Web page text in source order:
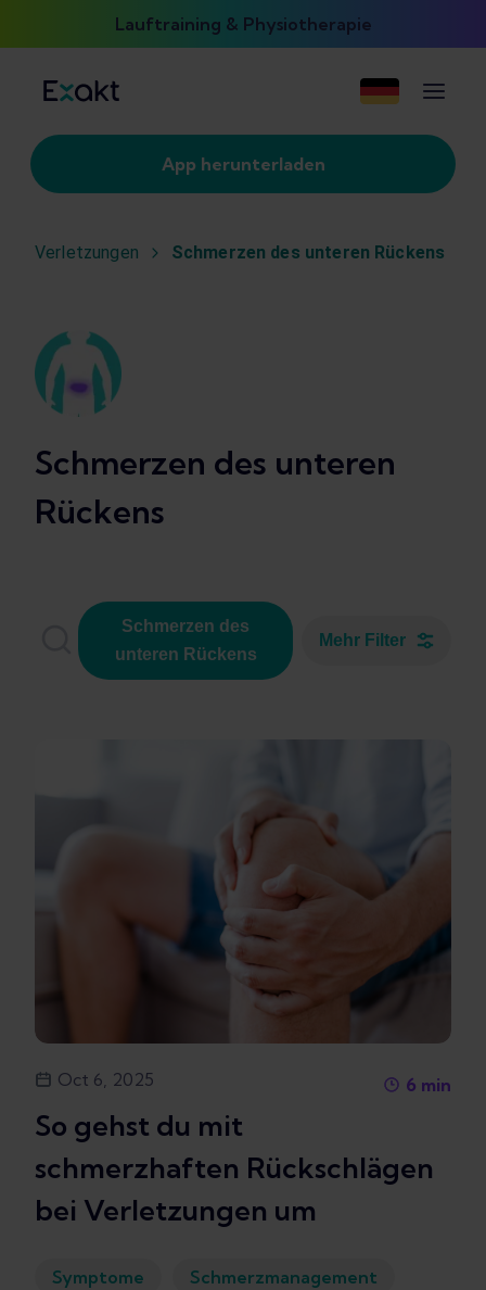
Lauftraining & Physiotherapie
App herunterladen
Verletzungen Schmerzen des unteren Rückens
Schmerzen des unteren
Rückens
Schmerzen des
unteren Rückens
Mehr Filter
Oct 6, 2025 6 min
So gehst du mit
schmerzhaften Rückschlägen
bei Verletzungen um
Symptome Schmerzmanagement